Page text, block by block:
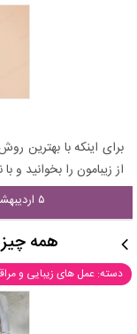
برای اینکه با بهترین
از زیبامون را بخوانید و
۵ اردیبهشت ۱۴۰۱ - ۱۰:۱۵
همه چیز
دسته: عمل های زیبایی و